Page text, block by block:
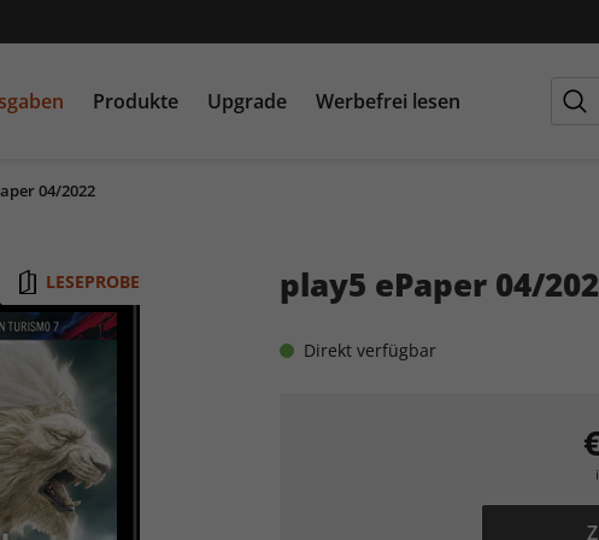
Produkte Upgrade Werbefrei lesen
04/2022
LESEPROBE play5 ePaper 04/
Direkt verfügbar